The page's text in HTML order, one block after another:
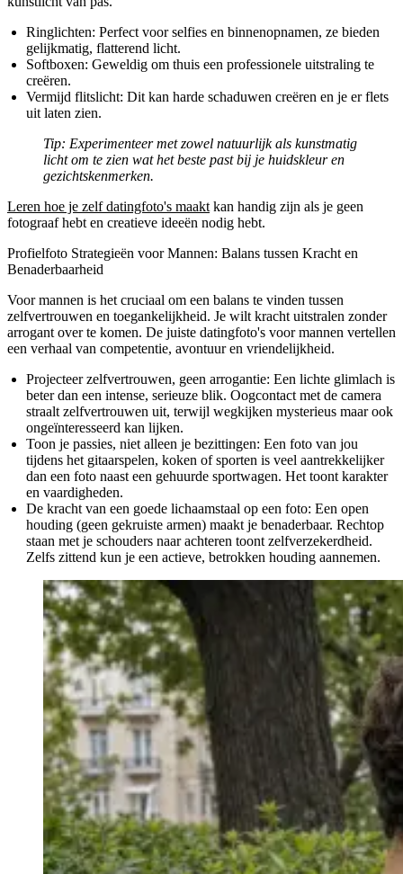
Ringlichten: Perfect voor selfies en binnenopnamen, ze bieden
gelijkmatig, flatterend licht.
Softboxen: Geweldig om thuis een professionele uitstraling te
creëren.
Vermijd flitslicht: Dit kan harde schaduwen creëren en je er flets
uit laten zien.
Tip: Experimenteer met zowel natuurlijk als kunstmatig
licht om te zien wat het beste past bij je huidskleur en
gezichtskenmerken.
Leren hoe je zelf datingfoto's maakt kan handig zijn als je geen
fotograaf hebt en creatieve ideeën nodig hebt.
Profielfoto Strategieën voor Mannen: Balans tussen Kracht en
Benaderbaarheid
Voor mannen is het cruciaal om een balans te vinden tussen
zelfvertrouwen en toegankelijkheid. Je wilt kracht uitstralen zonder
arrogant over te komen. De juiste datingfoto's voor mannen vertellen
een verhaal van competentie, avontuur en vriendelijkheid.
Projecteer zelfvertrouwen, geen arrogantie: Een lichte glimlach is
beter dan een intense, serieuze blik. Oogcontact met de camera
straalt zelfvertrouwen uit, terwijl wegkijken mysterieus maar ook
ongeïnteresseerd kan lijken.
Toon je passies, niet alleen je bezittingen: Een foto van jou
tijdens het gitaarspelen, koken of sporten is veel aantrekkelijker
dan een foto naast een gehuurde sportwagen. Het toont karakter
en vaardigheden.
De kracht van een goede lichaamstaal op een foto: Een open
houding (geen gekruiste armen) maakt je benaderbaar. Rechtop
staan met je schouders naar achteren toont zelfverzekerdheid.
Zelfs zittend kun je een actieve, betrokken houding aannemen.